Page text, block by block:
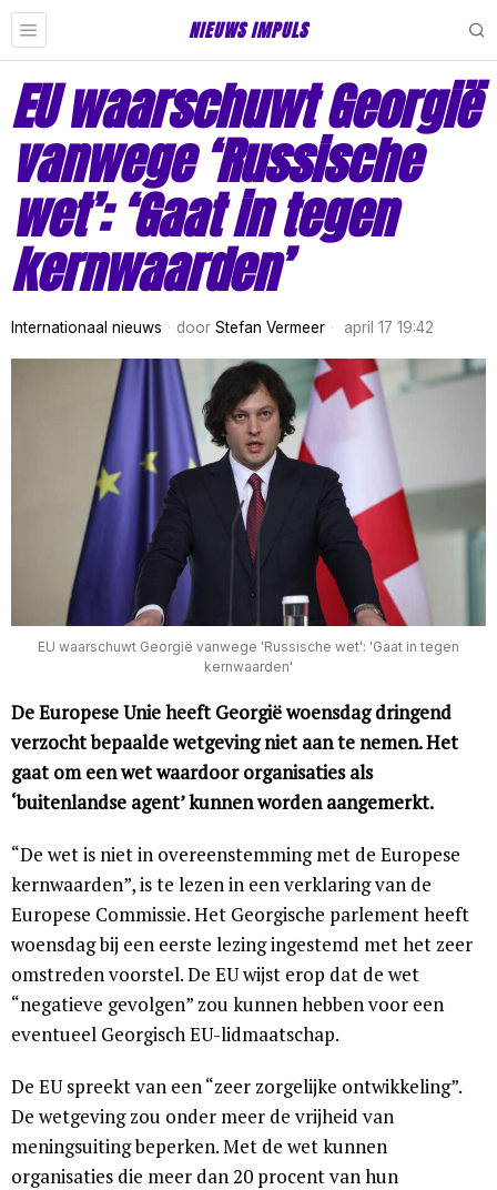
NIEUWS IMPULS
EU waarschuwt Georgië
vanwege ‘Russische
wet’: ‘Gaat in tegen
kernwaarden’
Internationaal nieuws door Stefan Vermeer april 17 19:42
EU waarschuwt Georgië vanwege 'Russische wet': 'Gaat in tegen
kernwaarden'
De Europese Unie heeft Georgië woensdag dringend
verzocht bepaalde wetgeving niet aan te nemen. Het
gaat om een wet waardoor organisaties als
‘buitenlandse agent’ kunnen worden aangemerkt.
“De wet is niet in overeenstemming met de Europese
kernwaarden”, is te lezen in een verklaring van de
Europese Commissie. Het Georgische parlement heeft
woensdag bij een eerste lezing ingestemd met het zeer
omstreden voorstel. De EU wijst erop dat de wet
“negatieve gevolgen” zou kunnen hebben voor een
eventueel Georgisch EU-lidmaatschap.
De EU spreekt van een “zeer zorgelijke ontwikkeling”.
De wetgeving zou onder meer de vrijheid van
meningsuiting beperken. Met de wet kunnen
organisaties die meer dan 20 procent van hun